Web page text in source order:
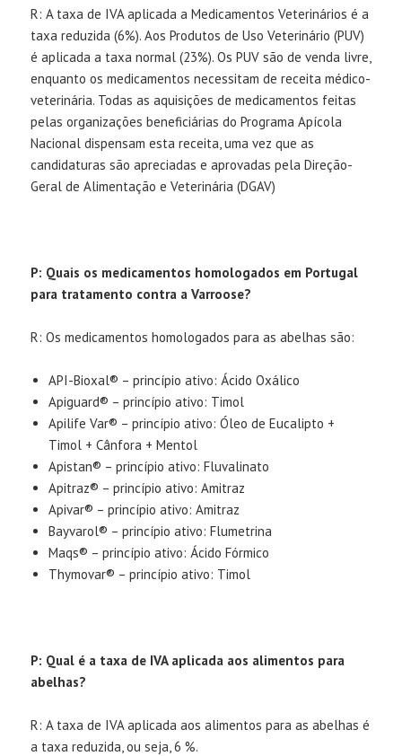
R: A taxa de IVA aplicada a Medicamentos Veterinários é a
taxa reduzida (6%). Aos Produtos de Uso Veterinário (PUV)
é aplicada a taxa normal (23%). Os PUV são de venda livre,
enquanto os medicamentos necessitam de receita médico-
veterinária. Todas as aquisições de medicamentos feitas
pelas organizações beneficiárias do Programa Apícola
Nacional dispensam esta receita, uma vez que as
candidaturas são apreciadas e aprovadas pela Direção-
Geral de Alimentação e Veterinária (DGAV)
P: Quais os medicamentos homologados em Portugal
para tratamento contra a Varroose?
R: Os medicamentos homologados para as abelhas são:
API-Bioxal® – princípio ativo: Ácido Oxálico
Apiguard® – princípio ativo: Timol
Apilife Var® – princípio ativo: Óleo de Eucalipto +
Timol + Cânfora + Mentol
Apistan® – princípio ativo: Fluvalinato
Apitraz® – princípio ativo: Amitraz
Apivar® – princípio ativo: Amitraz
Bayvarol® – princípio ativo: Flumetrina
Maqs® – princípio ativo: Ácido Fórmico
Thymovar® – princípio ativo: Timol
P: Qual é a taxa de IVA aplicada aos alimentos para
abelhas?
R: A taxa de IVA aplicada aos alimentos para as abelhas é
a taxa reduzida, ou seja, 6 %.